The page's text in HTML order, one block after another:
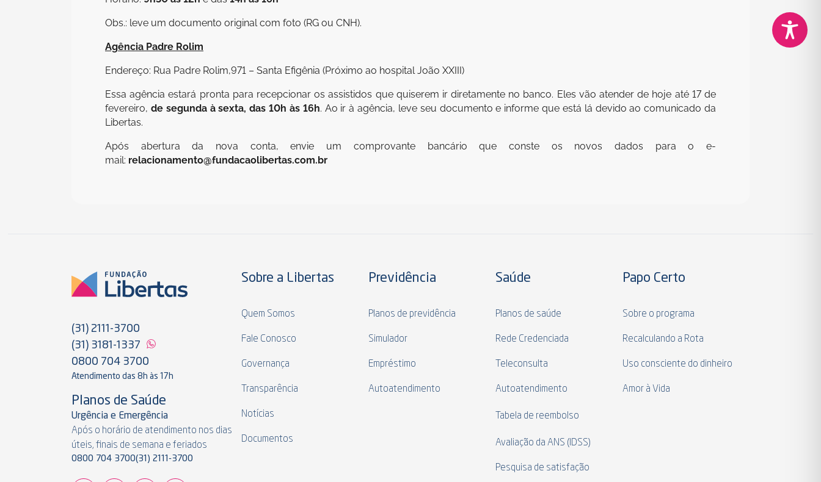
Obs.: leve um documento original com foto (RG ou CNH).
Agência Padre Rolim
Endereço: Rua Padre Rolim,971 – Santa Efigênia (Próximo ao hospital João XXIII)
Essa agência estará pronta para recepcionar os assistidos que quiserem ir diretamente no banco. Eles vão atender de hoje até 17 de
fevereiro, de segunda à sexta, das 10h às 16h. Ao ir à agência, leve seu documento e informe que está lá devido ao comunicado da
Libertas.
Após abertura da nova conta, envie um comprovante bancário que conste os novos dados para o e-
mail: relacionamento@fundacaolibertas.com.br
(31) 2111-3700
(31) 3181-1337
0800 704 3700
Atendimento das 8h às 17h
Planos de Saúde
Urgência e Emergência
Após o horário de atendimento nos dias
úteis, finais de semana e feriados
0800 704 3700(31) 2111-3700
Sobre a Libertas
Quem Somos
Fale Conosco
Governança
Transparência
Notícias
Documentos
Previdência
Planos de previdência
Simulador
Empréstimo
Autoatendimento
Saúde
Planos de saúde
Rede Credenciada
Teleconsulta
Autoatendimento
Tabela de reembolso
Avaliação da ANS (IDSS)
Pesquisa de satisfação
Papo Certo
Sobre o programa
Recalculando a Rota
Uso consciente do dinheiro
Amor à Vida